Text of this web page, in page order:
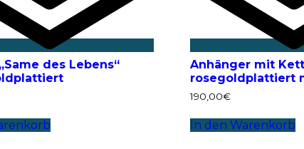
des Lebens“
Anhänger mit
rosegoldplattiert
190,00€
In den Warenkorb